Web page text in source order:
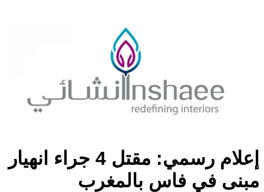
إعلام رسمي: مقتل 4 جراء انهيار
مبنى في فاس بالمغرب